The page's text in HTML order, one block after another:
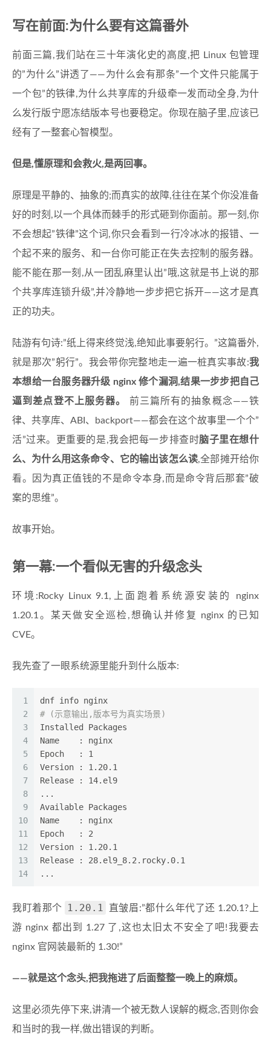
写在前面:为什么要有这篇番外
前面三篇,我们站在三十年演化史的高度,把 Linux 包管理
的”为什么”讲透了——为什么会有那条”一个文件只能属于
一个包”的铁律,为什么共享库的升级牵一发而动全身,为什
么发行版宁愿冻结版本号也要稳定。你现在脑子里,应该已
经有了一整套心智模型。
但是,懂原理和会救火,是两回事。
原理是平静的、抽象的;而真实的故障,往往在某个你没准备
好的时刻,以一个具体而棘手的形式砸到你面前。那一刻,你
不会想起”铁律”这个词,你只会看到一行冷冰冰的报错、一
个起不来的服务、和一台你可能正在失去控制的服务器。
能不能在那一刻,从一团乱麻里认出”哦,这就是书上说的那
个共享库连锁升级”,并冷静地一步步把它拆开——这才是真
正的功夫。
陆游有句诗:”纸上得来终觉浅,绝知此事要躬行。”这篇番外,
就是那次”躬行”。我会带你完整地走一遍一桩真实事故:我
本想给一台服务器升级 nginx 修个漏洞,结果一步步把自己
逼到差点登不上服务器。
前三篇所有的抽象概念——铁
律、共享库、ABI、backport——都会在这个故事里一个个”
活”过来。更重要的是,我会把每一步排查时脑子里在想什
么、为什么用这条命令、它的输出该怎么读,全部摊开给你
看。因为真正值钱的不是命令本身,而是命令背后那套”破
案的思维”。
故事开始。
第一幕:一个看似无害的升级念头
环境:Rocky Linux 9.1,上面跑着系统源安装的 nginx
1.20.1。某天做安全巡检,想确认并修复 nginx 的已知
CVE。
我先查了一眼系统源里能升到什么版本:
1
2
3
4
5
6
7
8
9
10
11
12
13
14
dnf info nginx
# (示意输出,版本号为真实场景)
Installed Packages
Name    : nginx
Epoch   : 1
Version : 1.20.1
Release : 14.el9
...
Available Packages
Name    : nginx
Epoch   : 2
Version : 1.20.1
Release : 28.el9_8.2.rocky.0.1
...
我盯着那个 1.20.1
直皱眉:”都什么年代了还 1.20.1?上
游 nginx 都出到 1.27 了,这也太旧太不安全了吧!我要去
nginx 官网装最新的 1.30!”
——就是这个念头,把我拖进了后面整整一晚上的麻烦。
这里必须先停下来,讲清一个被无数人误解的概念,否则你会
和当时的我一样,做出错误的判断。